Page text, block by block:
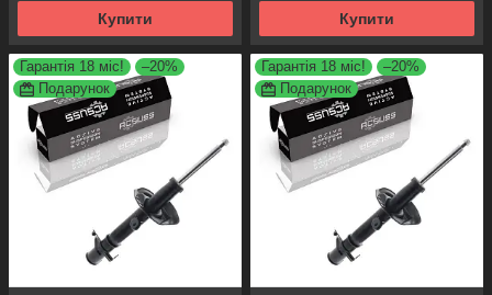
Купити Купити
Гарантія 18 міс!
–20%
Подарунок
Гарантія 18 міс!
–20%
Подарунок